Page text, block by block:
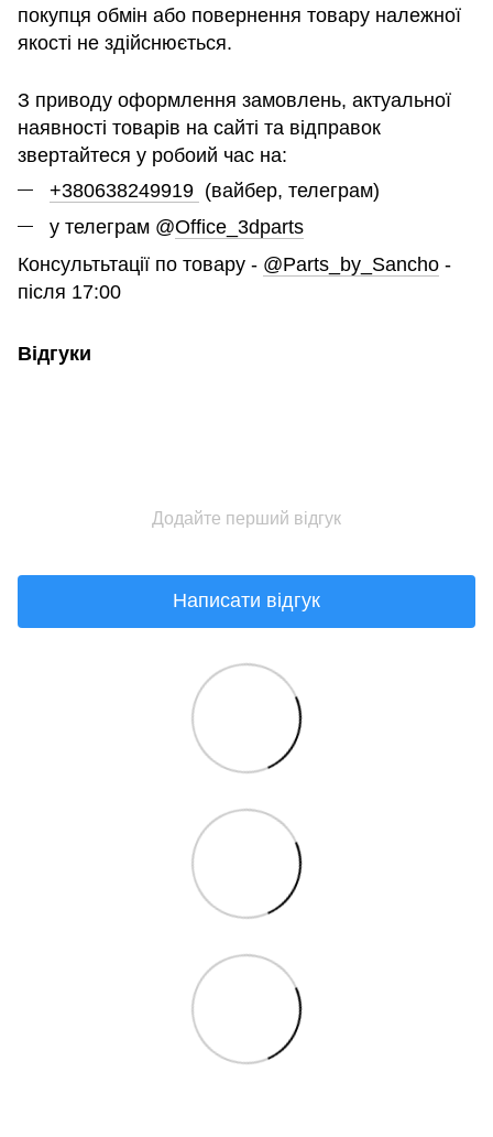
покупця обмін або повернення товару належної
якості не здійснюється.
З приводу оформлення замовлень, актуальної
наявності товарів на сайті та відправок
звертайтеся у робоий час на:
+380638249919 (вайбер, телеграм)
у телеграм @Office_3dparts
Консультьтації по товару - @Parts_by_Sancho -
після 17:00
Відгуки
Додайте перший відгук
Написати відгук